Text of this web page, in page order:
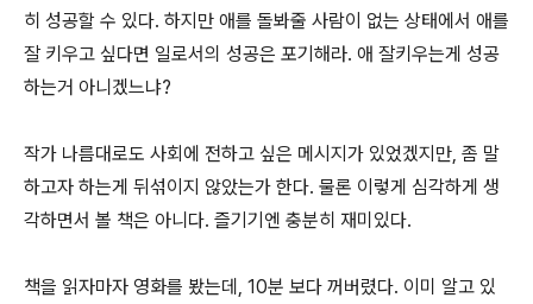
히 성공할 수 있다. 하지만 애를 돌봐줄 사람이 없는 상태에서 애를
잘 키우고 싶다면 일로서의 성공은 포기해라. 애 잘키우는게 성공
하는거 아니겠느냐?
작가 나름대로도 사회에 전하고 싶은 메시지가 있었겠지만, 좀 말
하고자 하는게 뒤섞이지 않았는가 한다. 물론 이렇게 심각하게 생
각하면서 볼 책은 아니다. 즐기기엔 충분히 재미있다.
책을 읽자마자 영화를 봤는데, 10분 보다 꺼버렸다. 이미 알고 있